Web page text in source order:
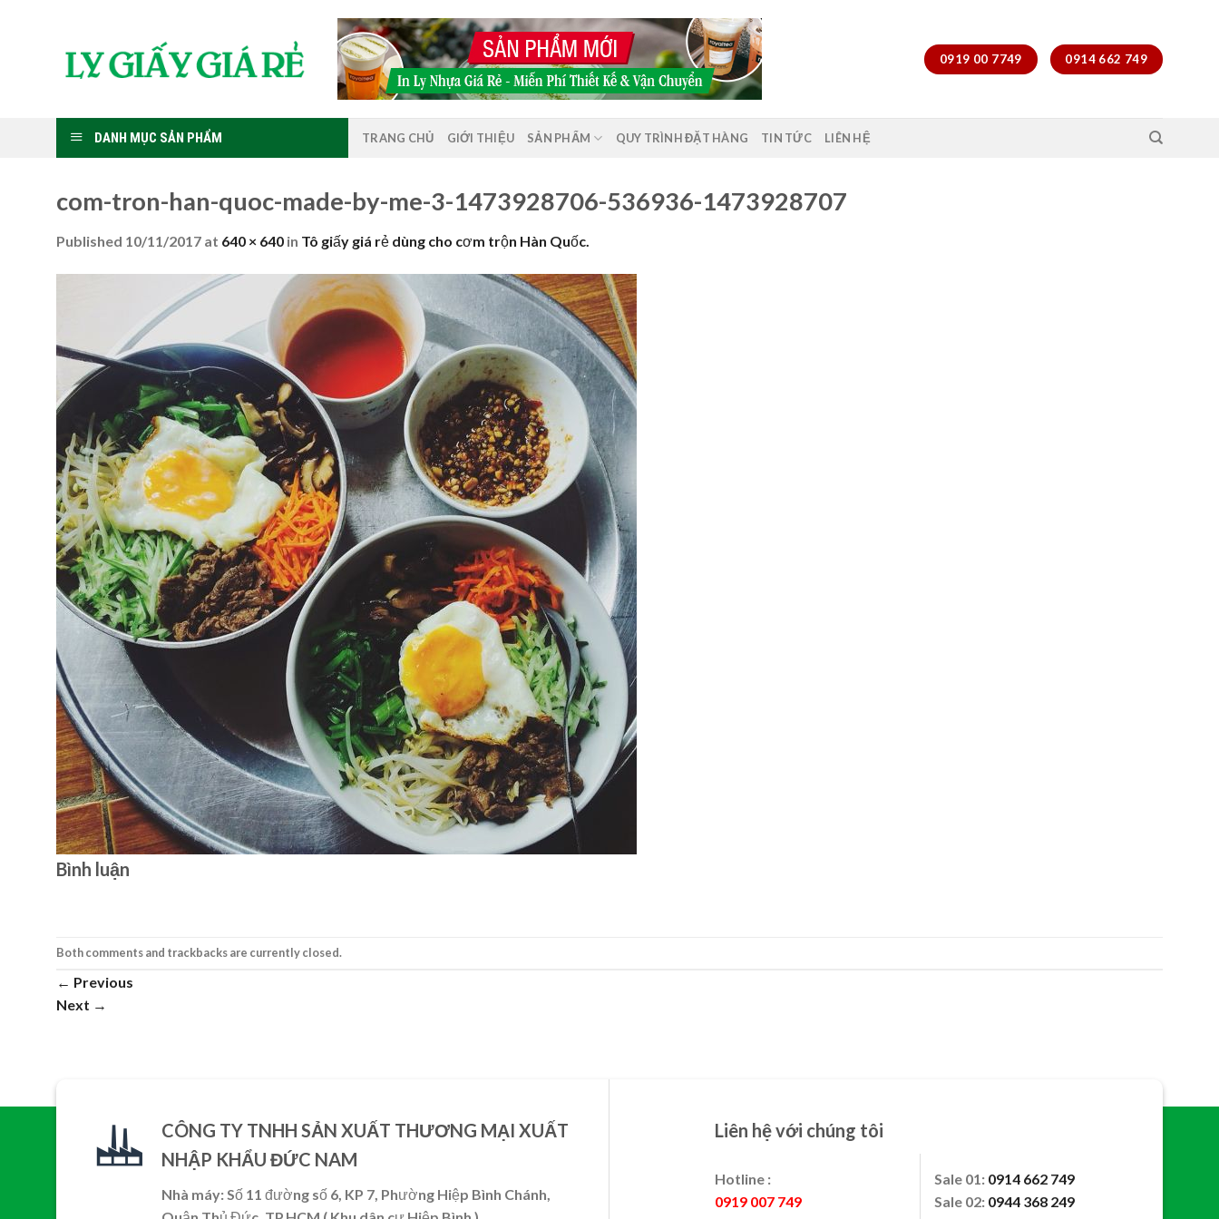
0919 00 7749 0914 662 749
DANH MỤC SẢN PHẨM TRANG CHỦ GIỚI THIỆU SẢN PHẨM QUY TRÌNH ĐẶT HÀNG TIN TỨC LIÊN HỆ
com-tron-han-quoc-made-by-me-3-1473928706-536936-1473928707
Published 10/11/2017 at 640 × 640 in Tô giấy giá rẻ dùng cho cơm trộn Hàn Quốc.
Bình luận
Both comments and trackbacks are currently closed.
← Previous
Next →
CÔNG TY TNHH SẢN XUẤT THƯƠNG MẠI XUẤT
NHẬP KHẨU ĐỨC NAM
Nhà máy: Số 11 đường số 6, KP 7, Phường Hiệp Bình Chánh,
Liên hệ với chúng tôi
Hotline :
0919 007 749
Sale 01: 0914 662 749
Sale 02: 0944 368 249